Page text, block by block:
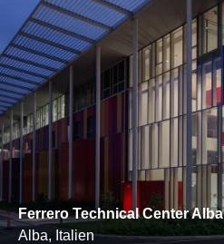
Ferrero Technical Center Alba
Alba, Italien